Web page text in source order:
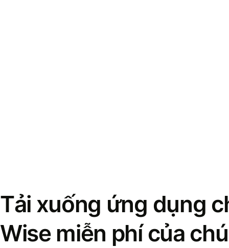
Tải xuống ứng dụng
Wise miễn phí của